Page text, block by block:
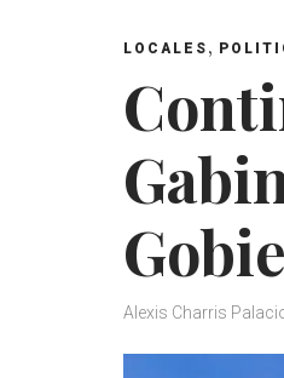
LOCALES ,
Alexis Charris